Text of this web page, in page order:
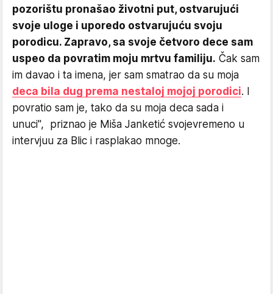
pozorištu pronašao životni put, ostvarujući
svoje uloge i uporedo ostvarujuću svoju
porodicu. Zapravo, sa svoje četvoro dece sam
uspeo da povratim moju mrtvu familiju. Čak sam
im davao i ta imena, jer sam smatrao da su moja
deca bila dug prema nestaloj mojoj porodici. I
povratio sam je, tako da su moja deca sada i
unuci", priznao je Miša Janketić svojevremeno u
intervjuu za Blic i rasplakao mnoge.